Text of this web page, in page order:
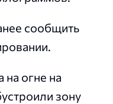
сообщить
огне на
зону